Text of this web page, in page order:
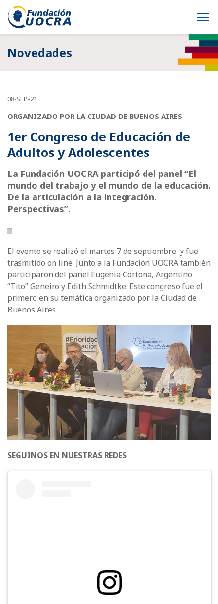
Novedades
08-SEP-21
ORGANIZADO POR LA CIUDAD DE BUENOS AIRES
1er Congreso de Educación de
Adultos y Adolescentes
La Fundación UOCRA participó del panel “El
mundo del trabajo y el mundo de la educación.
De la articulación a la integración.
Perspectivas”.
El evento se realizó el martes 7 de septiembre y fue
trasmitido on line. Junto a la Fundación UOCRA también
participaron del panel Eugenia Cortona, Argentino
“Tito” Geneiro y Edith Schmidtke. Este congreso fue el
primero en su temática organizado por la Ciudad de
Buenos Aires.
SEGUINOS EN NUESTRAS REDES